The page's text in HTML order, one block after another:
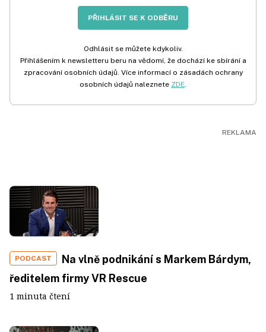
PŘIHLÁSIT SE K ODBĚRU
Odhlásit se můžete kdykoliv.
Přihlášením k newsletteru beru na vědomí, že dochází ke sbírání a
zpracování osobních údajů. Více informací o zásadách ochrany
osobních údajů naleznete ZDE.
PODCAST
Na vlně podnikání s Markem Bárdym,
ředitelem firmy VR Rescue
1 minuta čtení